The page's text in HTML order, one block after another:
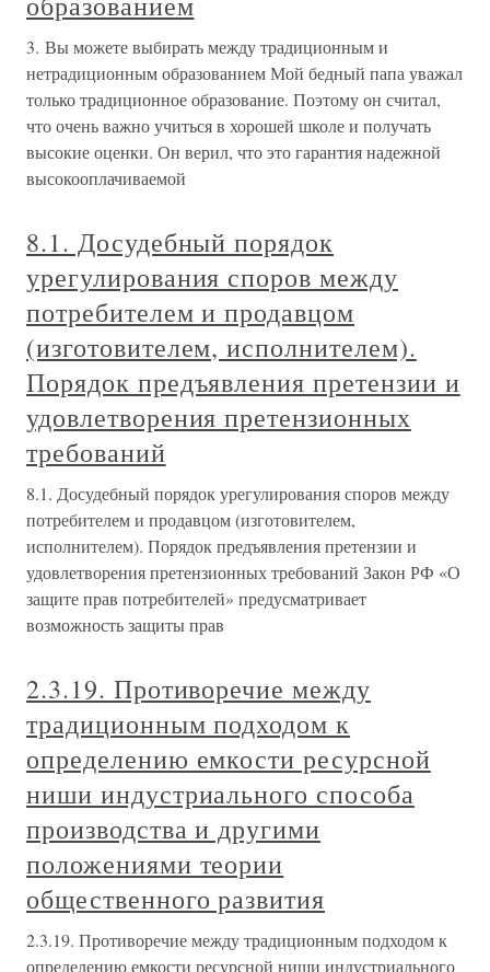
3. Вы можете выбирать между традиционным и
нетрадиционным образованием Мой бедный папа уважал
только традиционное образование. Поэтому он считал,
что очень важно учиться в хорошей школе и получать
высокие оценки. Он верил, что это гарантия надежной
высокооплачиваемой
8.1. Досудебный порядок
урегулирования споров между
потребителем и продавцом
(изготовителем, исполнителем).
Порядок предъявления претензии и
удовлетворения претензионных
требований
8.1. Досудебный порядок урегулирования споров между
потребителем и продавцом (изготовителем,
исполнителем). Порядок предъявления претензии и
удовлетворения претензионных требований Закон РФ «О
защите прав потребителей» предусматривает
возможность защиты прав
2.3.19. Противоречие между
традиционным подходом к
определению емкости ресурсной
ниши индустриального способа
производства и другими
положениями теории
общественного развития
2.3.19. Противоречие между традиционным подходом к
определению емкости ресурсной ниши индустриального